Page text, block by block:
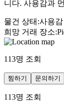
니다. 사용감과
물건 상태 :사용
희망 거래 장소:
113명 조회
찜하기 문의하기
113명 조회